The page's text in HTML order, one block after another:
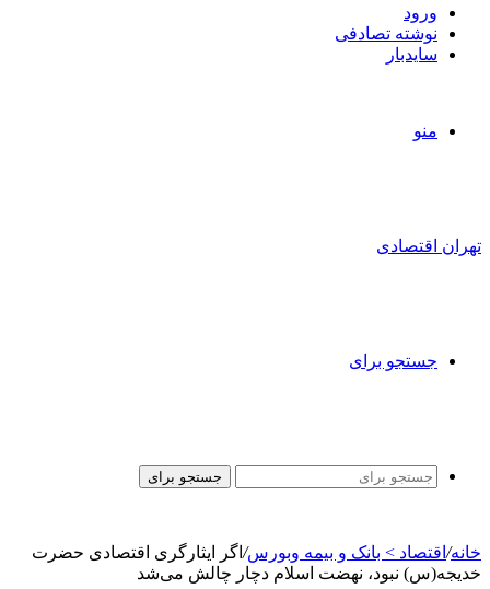
ورود
نوشته تصادفی
سایدبار
منو
تهران اقتصادی
جستجو برای
جستجو برای
خانه/ اقتصاد > بانک و بیمه وبورس/ اگر ایثارگری اقتصادی حضرت
خدیجه(س) نبود، نهضت اسلام دچار چالش می‌شد